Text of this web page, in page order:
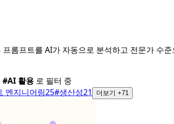
롬프트를 AI가 자동으로 분석하고 전문가 수
#AI 활용 로 필터 중
엔지니어링25#생산성21 더보기 +71